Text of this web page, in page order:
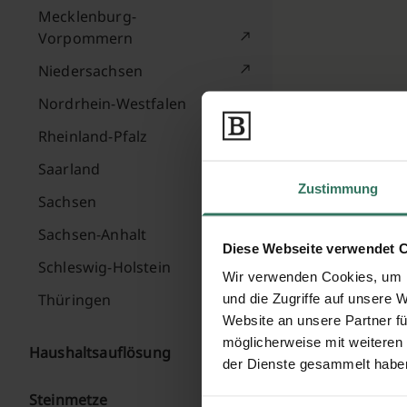
Zustimmung
Diese Webseite verwendet
Wir verwenden Cookies,
und die Zugriffe auf unsere
Website an unsere Partner
möglicherweise mit
der Dienste gesammelt
Mecklenburg-
Vorpommern
Niedersachsen
Nordrhein-Westfalen
Rheinland-Pfalz
Saarland
Sachsen
Sachsen-Anhalt
Schleswig-Holstein
Thüringen
Haushaltsauflösung
Steinmetze